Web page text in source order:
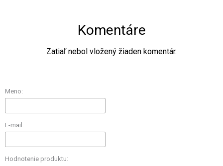
Komentáre
Zatiaľ nebol vložený žiaden komentár.
Meno:
E-mail:
Hodnotenie produktu: